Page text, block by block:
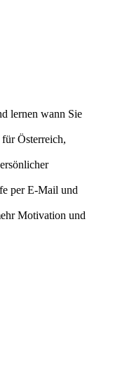
lernen wann Sie
Österreich,
per E-Mail und
Motivation und